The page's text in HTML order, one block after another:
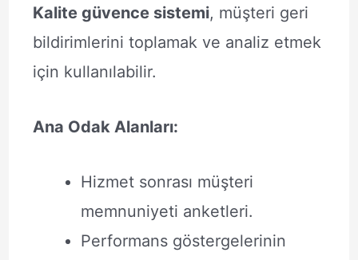
Kalite güvence sistemi, müşteri geri
bildirimlerini toplamak ve analiz etmek
için kullanılabilir.
Ana Odak Alanları:
Hizmet sonrası müşteri
memnuniyeti anketleri.
Performans göstergelerinin